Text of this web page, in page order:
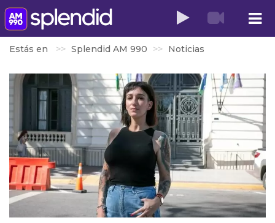
Estás en Splendid AM 990 Noticias